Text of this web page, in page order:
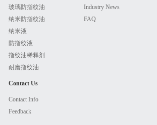
玻璃防指纹油
纳米防指纹油
纳米液
防指纹液
指纹油稀释剂
耐磨指纹油
Industry News
FAQ
Contact Us
Contact Info
Feedback